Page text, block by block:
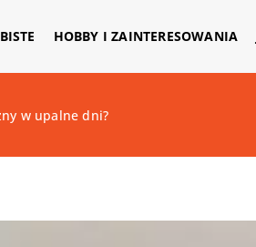
HOBBY I ZAINTERESOWANIA
w upalne dni?